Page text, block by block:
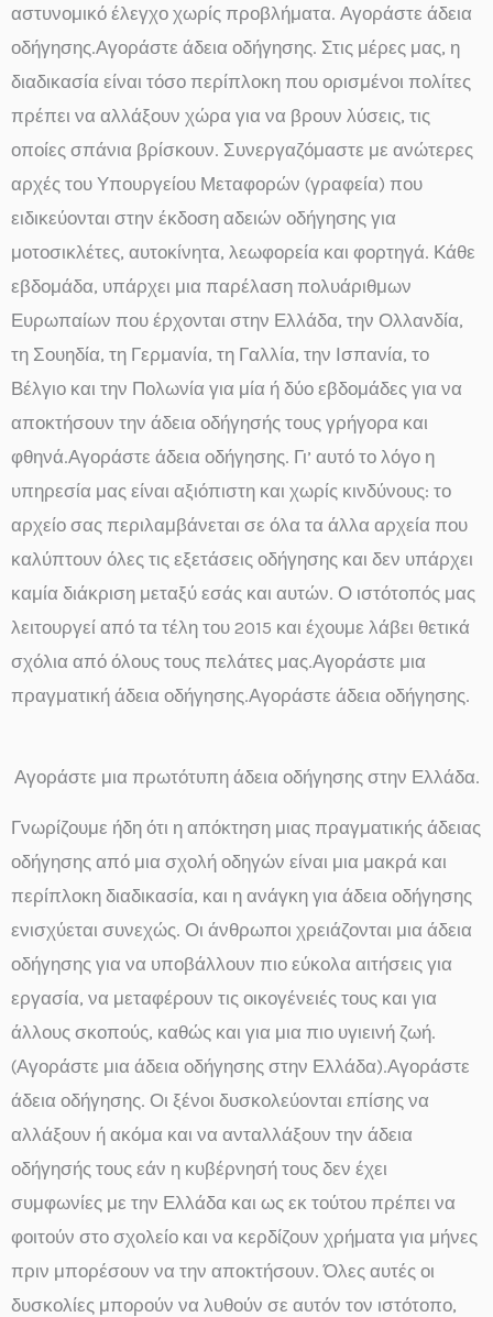
αστυνομικό έλεγχο χωρίς προβλήματα. Αγοράστε άδεια
οδήγησης.Αγοράστε άδεια οδήγησης. Στις μέρες μας, η
διαδικασία είναι τόσο περίπλοκη που ορισμένοι πολίτες
πρέπει να αλλάξουν χώρα για να βρουν λύσεις, τις
οποίες σπάνια βρίσκουν. Συνεργαζόμαστε με ανώτερες
αρχές του Υπουργείου Μεταφορών (γραφεία) που
ειδικεύονται στην έκδοση αδειών οδήγησης για
μοτοσικλέτες, αυτοκίνητα, λεωφορεία και φορτηγά. Κάθε
εβδομάδα, υπάρχει μια παρέλαση πολυάριθμων
Ευρωπαίων που έρχονται στην Ελλάδα, την Ολλανδία,
τη Σουηδία, τη Γερμανία, τη Γαλλία, την Ισπανία, το
Βέλγιο και την Πολωνία για μία ή δύο εβδομάδες για να
αποκτήσουν την άδεια οδήγησής τους γρήγορα και
φθηνά.Αγοράστε άδεια οδήγησης. Γι’ αυτό το λόγο η
υπηρεσία μας είναι αξιόπιστη και χωρίς κινδύνους: το
αρχείο σας περιλαμβάνεται σε όλα τα άλλα αρχεία που
καλύπτουν όλες τις εξετάσεις οδήγησης και δεν υπάρχει
καμία διάκριση μεταξύ εσάς και αυτών. Ο ιστότοπός μας
λειτουργεί από τα τέλη του 2015 και έχουμε λάβει θετικά
σχόλια από όλους τους πελάτες μας.Αγοράστε μια
πραγματική άδεια οδήγησης.Αγοράστε άδεια οδήγησης.
Αγοράστε μια πρωτότυπη άδεια οδήγησης στην Ελλάδα.
Γνωρίζουμε ήδη ότι η απόκτηση μιας πραγματικής άδειας
οδήγησης από μια σχολή οδηγών είναι μια μακρά και
περίπλοκη διαδικασία, και η ανάγκη για άδεια οδήγησης
ενισχύεται συνεχώς. Οι άνθρωποι χρειάζονται μια άδεια
οδήγησης για να υποβάλλουν πιο εύκολα αιτήσεις για
εργασία, να μεταφέρουν τις οικογένειές τους και για
άλλους σκοπούς, καθώς και για μια πιο υγιεινή ζωή.
(Αγοράστε μια άδεια οδήγησης στην Ελλάδα).Αγοράστε
άδεια οδήγησης. Οι ξένοι δυσκολεύονται επίσης να
αλλάξουν ή ακόμα και να ανταλλάξουν την άδεια
οδήγησής τους εάν η κυβέρνησή τους δεν έχει
συμφωνίες με την Ελλάδα και ως εκ τούτου πρέπει να
φοιτούν στο σχολείο και να κερδίζουν χρήματα για μήνες
πριν μπορέσουν να την αποκτήσουν. Όλες αυτές οι
δυσκολίες μπορούν να λυθούν σε αυτόν τον ιστότοπο,